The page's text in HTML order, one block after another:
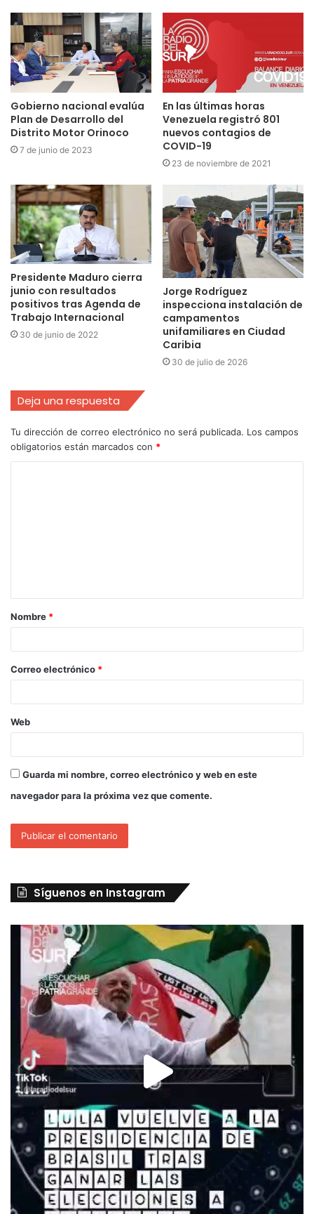
Gobierno nacional evalúa
Plan de Desarrollo del
Distrito Motor Orinoco
7 de junio de 2023
En las últimas horas
Venezuela registró 801
nuevos contagios de
COVID-19
23 de noviembre de 2021
Presidente Maduro cierra
junio con resultados
positivos tras Agenda de
Trabajo Internacional
30 de junio de 2022
Jorge Rodríguez
inspecciona instalación de
campamentos
unifamiliares en Ciudad
Caribia
30 de julio de 2026
Deja una respuesta
Tu dirección de correo electrónico no será publicada. Los campos
obligatorios están marcados con *
Nombre *
Correo electrónico *
Web
Guarda mi nombre, correo electrónico y web en este
navegador para la próxima vez que comente.
Síguenos en Instagram